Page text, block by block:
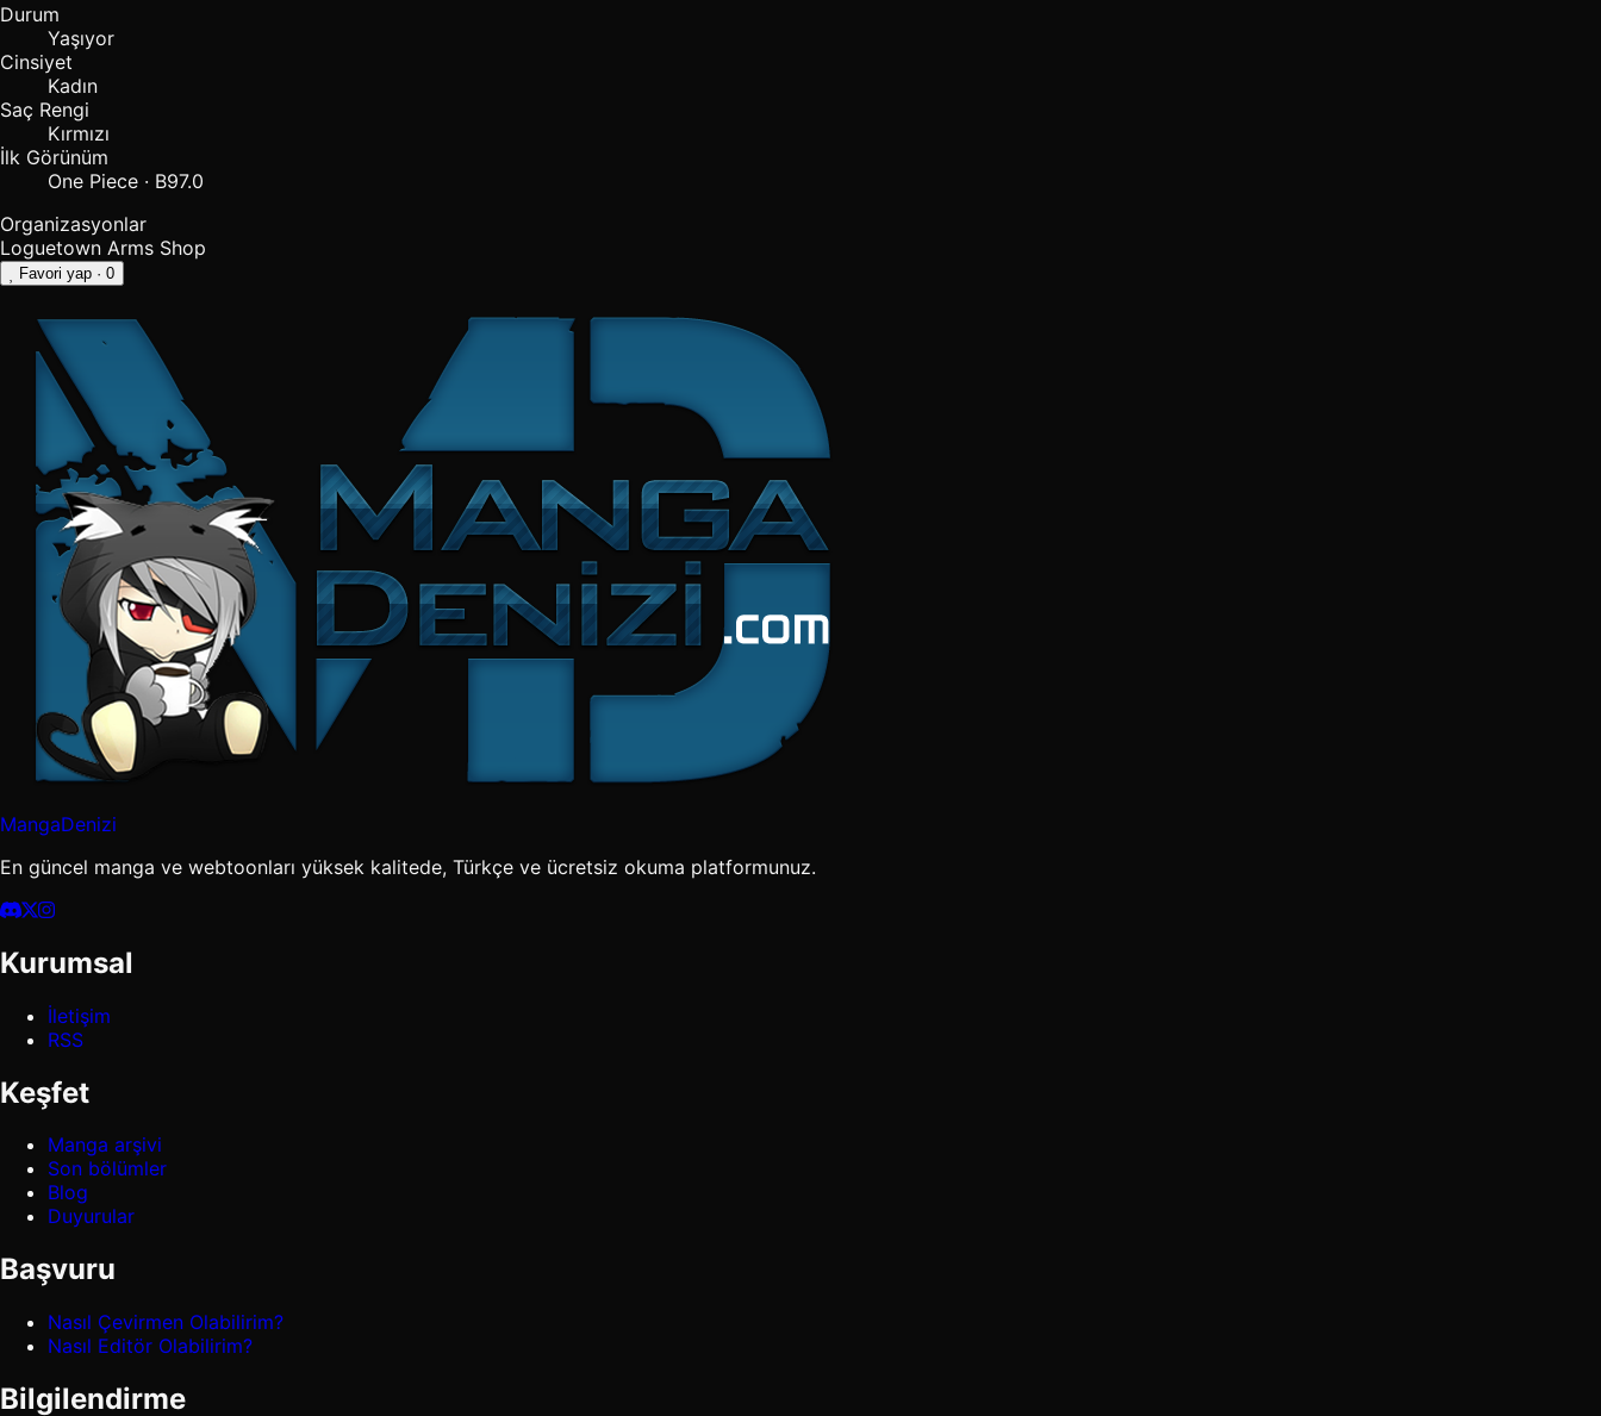
Durum
Yaşıyor
Cinsiyet
Kadın
Saç Rengi
Kırmızı
İlk Görünüm
One Piece · B97.0
Organizasyonlar
Loguetown Arms Shop
Favori yap · 0
MangaDenizi
En güncel manga ve webtoonları yüksek kalitede, Türkçe ve ücretsiz okuma platformunuz.
Kurumsal
İletişim
RSS
Keşfet
Manga arşivi
Son bölümler
Blog
Duyurular
Başvuru
Nasıl Çevirmen Olabilirim?
Nasıl Editör Olabilirim?
Bilgilendirme